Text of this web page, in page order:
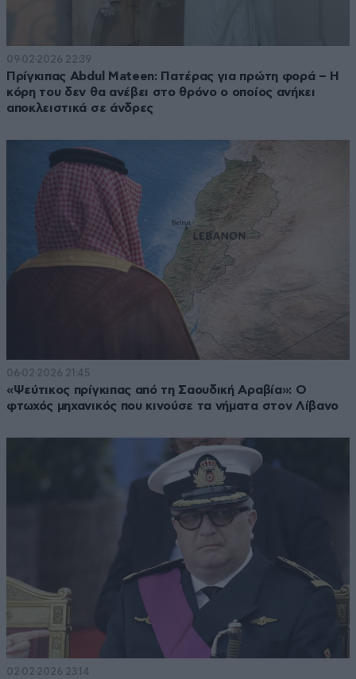
09·02·2026 22:39
Πρίγκιπας Abdul Mateen: Πατέρας για πρώτη φορά – Η
κόρη του δεν θα ανέβει στο θρόνο ο οποίος ανήκει
αποκλειστικά σε άνδρες
06·02·2026 21:45
«Ψεύτικος πρίγκιπας από τη Σαουδική Αραβία»: Ο
φτωχός μηχανικός που κινούσε τα νήματα στον Λίβανο
02·02·2026 23:14